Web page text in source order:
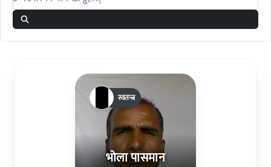
भोला पासमान
स्वतन्त्र